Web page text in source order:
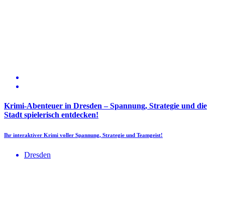
Krimi-Abenteuer in Dresden – Spannung, Strategie und die
Stadt spielerisch entdecken!
Ihr interaktiver Krimi voller Spannung, Strategie und Teamgeist!
Dresden